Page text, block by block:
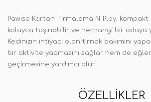
Pawise Karton Tırmalama N-Play,
kolayca taşınabilir ve herhangi bir odaya
Kedinizin ihtiyacı olan tırnak bakımını
bir aktivite yapmasını sağlar hem de
geçirmesine yardımcı olur.
ÖZELLIKLER